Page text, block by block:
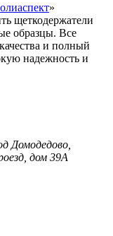
»
щеткодержатели
образцы. Все
и полный
надежность и
Домодедово
дом 39А